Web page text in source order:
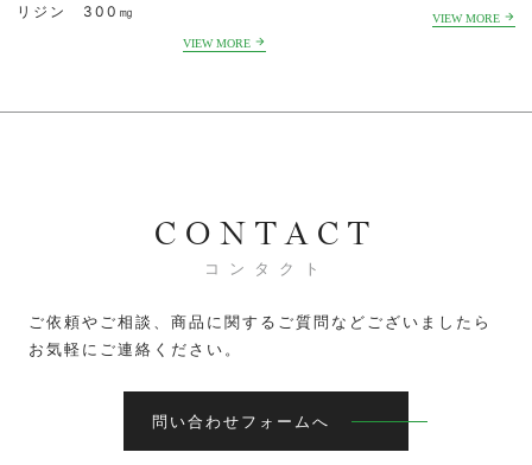
リジン 300㎎
CONTACT
コンタクト
ご依頼やご相談、商品に関するご質問などございましたら
お気軽にご連絡ください。
問い合わせフォームへ